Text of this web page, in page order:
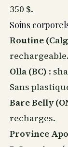
350 $.
Soins
Routine
Olla (BC) :
Sans
Bare Belly
recharges.
Province